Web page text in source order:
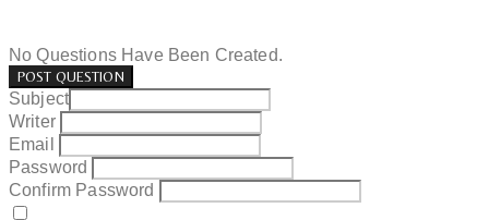
No Questions Have Been Created.
POST QUESTION
Subject
Writer
Email
Password
Confirm Password